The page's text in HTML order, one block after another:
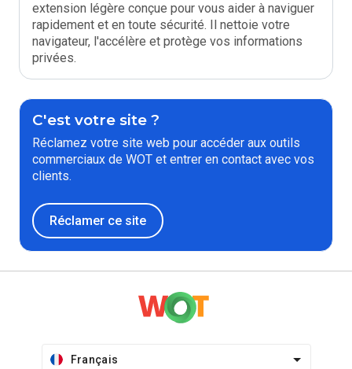
extension légère conçue pour vous aider à naviguer
rapidement et en toute sécurité. Il nettoie votre
navigateur, l'accélère et protège vos informations
privées.
C'est votre site ?
Réclamez votre site web pour accéder aux outils
commerciaux de WOT et entrer en contact avec vos
clients.
Réclamer ce site
Français